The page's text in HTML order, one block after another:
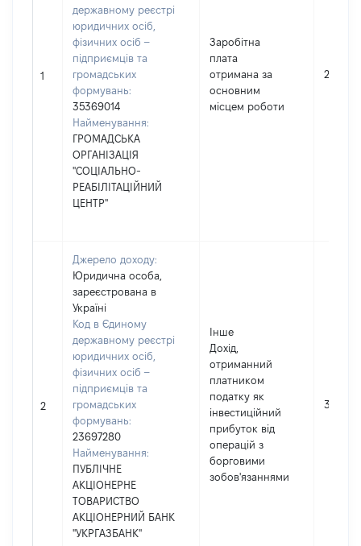
1
державному реєстрі
юридичних осіб,
фізичних осіб –
підприємців та
громадських
формувань:
35369014
Найменування:
ГРОМАДСЬКА
ОРГАНІЗАЦІЯ
"СОЦІАЛЬНО-
РЕАБІЛІТАЦІЙНИЙ
ЦЕНТР"
Заробітна
плата
отримана за
основним
місцем роботи
289872
2
Джерело доходу:
Юридична особа,
зареєстрована в
Україні
Код в Єдиному
державному реєстрі
юридичних осіб,
фізичних осіб –
підприємців та
громадських
формувань:
23697280
Найменування:
ПУБЛІЧНЕ
АКЦІОНЕРНЕ
ТОВАРИСТВО
АКЦІОНЕРНИЙ БАНК
"УКРГАЗБАНК"
Інше
Дохід,
отриманний
платником
податку як
інвестиційний
прибуток від
операцій з
борговими
зобов'язаннями
37